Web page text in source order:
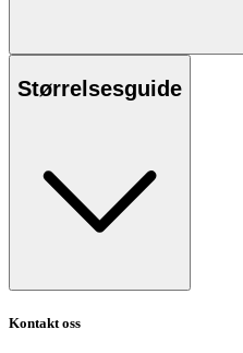
Størrelsesguide
Kontakt oss